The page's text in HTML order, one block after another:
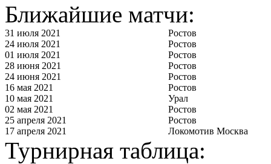
Ближайшие матчи:
31 июля 2021
Ростов
24 июля 2021
Ростов
01 июля 2021
Ростов
28 июня 2021
Ростов
24 июня 2021
Ростов
16 мая 2021
Ростов
10 мая 2021
Урал
02 мая 2021
Ростов
25 апреля 2021
Ростов
17 апреля 2021
Локомотив Москва
Турнирная таблица: